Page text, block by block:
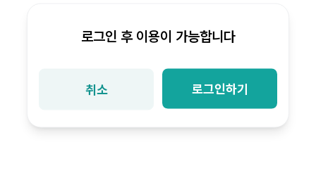
로그인 후 이용이 가능합니다
취소 로그인하기